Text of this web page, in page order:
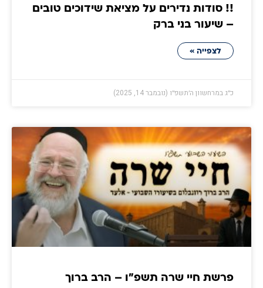
!! סודות נדירים על מציאת שידוכים טובים
– שיעור בני ברק
לצפייה »
כ״ג במרחשוון ה׳תשפ״ו (נובמבר 14, 2025)
פרשת חיי שרה תשפ"ו – הרב ברוך